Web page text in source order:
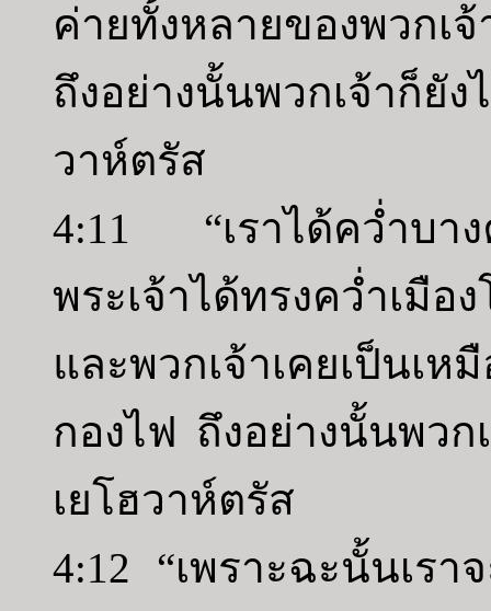
ค่ายทั้งหลายของพวกเ
ถึงอย่างนั้นพวกเจ้าก็ยั
วาห์ตรัส
4:11 “เราได้คว่ำบา
พระเจ้าได้ทรงคว่ำเมือ
และพวกเจ้าเคยเป็นเ
กองไฟ ถึงอย่างนั้นพวก
เยโฮวาห์ตรัส
4:12 “เพราะฉะนั้นเร